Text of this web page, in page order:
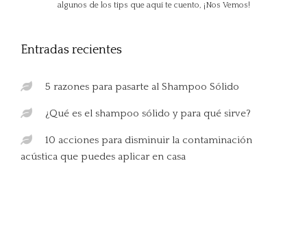
algunos de los tips que aquí te cuento, ¡Nos Vemos!
Entradas recientes
5 razones para pasarte al Shampoo Sólido
¿Qué es el shampoo sólido y para qué sirve?
10 acciones para disminuir la contaminación
acústica que puedes aplicar en casa